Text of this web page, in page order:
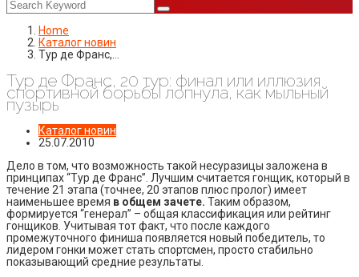
Home
Каталог новин
Тур де Франс,…
Тур де Франс, 20 тур: финал или иллюзия
спортивной борьбы лопнула, как мыльный
пузырь
Каталог новин
25.07.2010
Дело в том, что возможность такой несуразицы заложена в
принципах “Тур де Франс”. Лучшим считается гонщик, который в
течение 21 этапа (точнее, 20 этапов плюс пролог) имеет
наименьшее время в общем зачете. Таким образом,
формируется “генерал” – общая классификация или рейтинг
гонщиков. Учитывая тот факт, что после каждого
промежуточного финиша появляется новый победитель, то
лидером гонки может стать спортсмен, просто стабильно
показывающий средние результаты.